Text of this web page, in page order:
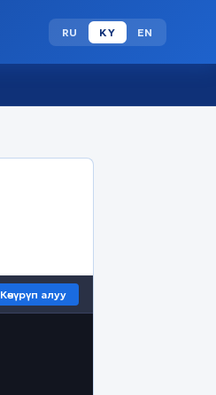
RU KY EN
Көчүрүп алуу